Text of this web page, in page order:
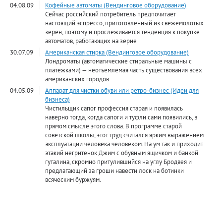
04.08.09
Кофейные автоматы (Вендинговое оборудование)
Сейчас российский потребитель предпочитает
настоящий эспрессо, приготовленный из свежемолотых
зерен, поэтому и прослеживается тенденция к покупке
автоматов, работающих на зерне
30.07.09
Американская стирка (Вендинговое оборудование)
Лондроматы (автоматические стиральные машины с
платежками) — неотъемлемая часть существования всех
американских городов
04.05.09
Аппарат для чистки обуви или ретро-бизнес (Идеи для
бизнеса)
Чистильщик сапог профессия старая и появилась
наверно тогда, когда сапоги и туфли сами появились, в
прямом смысле этого слова. В программе старой
советской школы, этот труд считался ярким выражением
эксплуатации человека человеком. На ум так и приходит
этакий негритенок Джим с обувным ящичком и банкой
гуталина, скромно притулившийся на углу Бродвея и
предлагающий за гроши навести лоск на ботинки
всяческим буржуям.